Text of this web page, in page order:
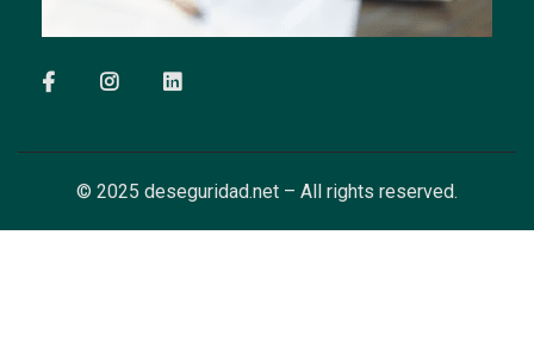
© 2025 deseguridad.net – All rights reserved.